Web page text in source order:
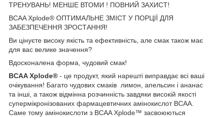
ТРЕНУВАНЬ! МЕНШЕ ВТОМИ ! ПОВНИЙ ЗАХИСТ!
BCAA Xplode® ОПТИМАЛЬНЕ ЗМІСТ У ПОРЦІЇ ДЛЯ
ЗАБЕЗПЕЧЕННЯ ЗРОСТАННЯ!
Ви цінуєте високу якість та ефективність, але смак також має
для вас велике значення?
Вдосконалена форма, чудовий смак!
BCAA Xplode® - це продукт, який нарешті виправдає всі ваші
очікування! Багато чудових смаків лимон, апельсин і ананас
та інші, а також відмінна розчинність завдяки високій якості
супермікронізованих фармацевтичних амінокислот BCAA.
Саме тому амінокислоти з BCAA Xplode™ засвоюються